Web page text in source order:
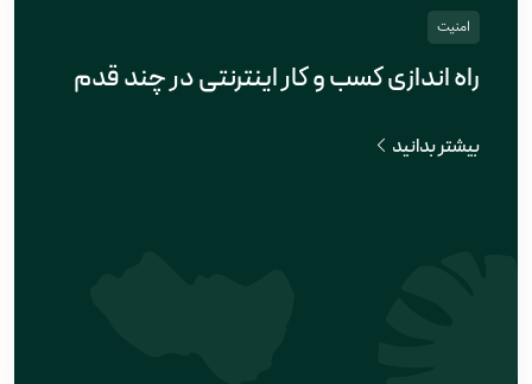
امنیت
راه اندازی کسب و کار اینترنتی در چند قدم
بیشتر بدانید